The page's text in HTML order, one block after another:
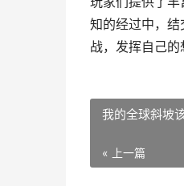
知的经过中，
战，发挥自己的
我的全球斜坡
« 上一篇